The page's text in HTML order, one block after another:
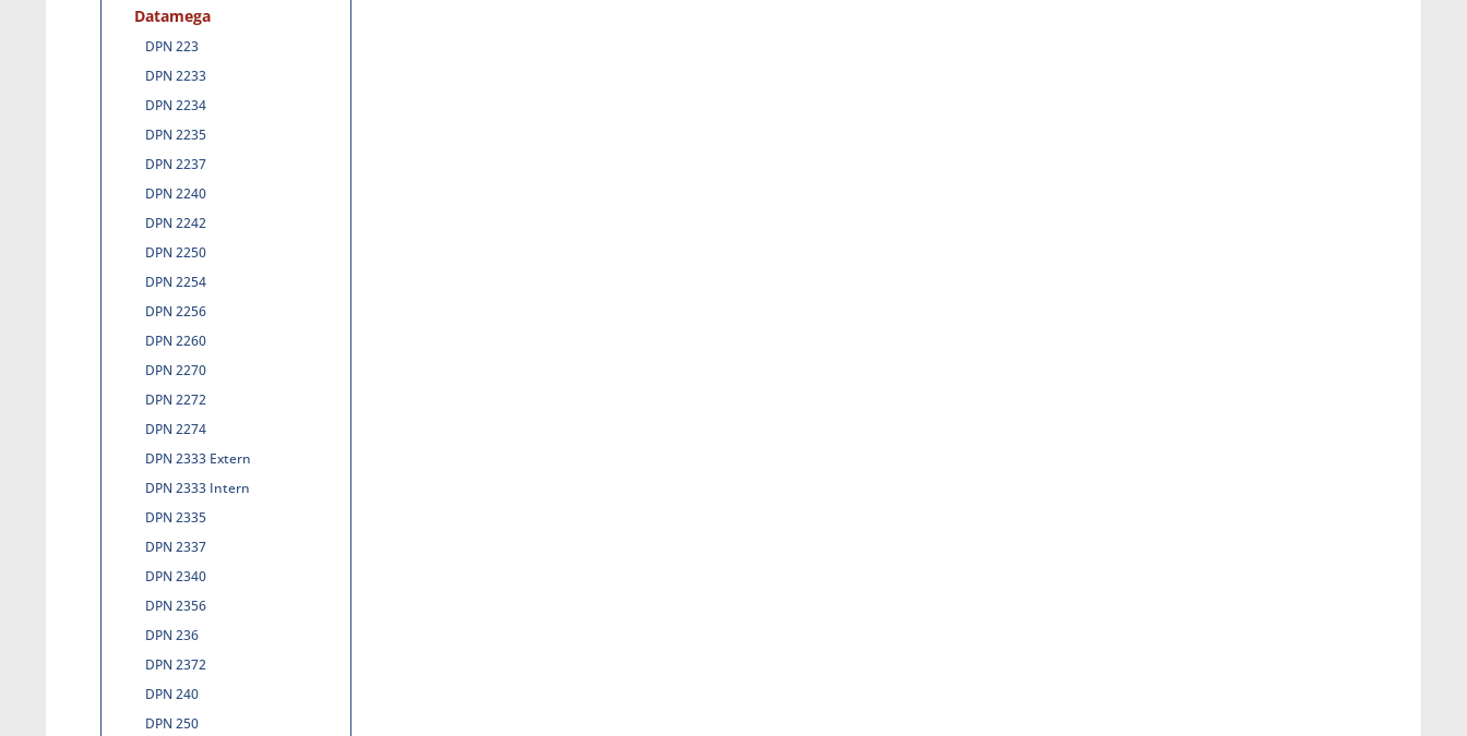
Datamega
DPN 223
DPN 2233
DPN 2234
DPN 2235
DPN 2237
DPN 2240
DPN 2242
DPN 2250
DPN 2254
DPN 2256
DPN 2260
DPN 2270
DPN 2272
DPN 2274
DPN 2333 Extern
DPN 2333 Intern
DPN 2335
DPN 2337
DPN 2340
DPN 2356
DPN 236
DPN 2372
DPN 240
DPN 250